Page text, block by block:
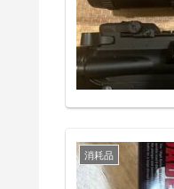
消耗品